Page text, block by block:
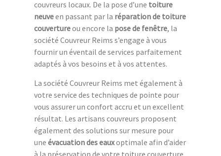
couvreurs locaux. De la pose d’une toiture
neuveen passant par la réparation de toiture
couvertureou encore la pose de fenêtre, la
société Couvreur Reims s’engage à vous
fournir un éventail de services parfaitement
adaptés à vos besoins et à vos attentes.
La société Couvreur Reims met également à
votre service des techniques de pointe pour
vous assurer un confort accru et un excellent
résultat. Les artisans couvreurs proposent
également des solutions sur mesure pour
une évacuation des eauxoptimale afin d’aider